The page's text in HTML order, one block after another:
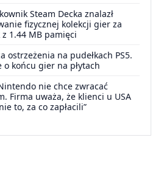
Steam Decka znalazł
fizycznej kolekcji gier za
1.44 MB pamięci
ostrzeżenia na pudełkach PS5.
końcu gier na płytach
nie chce zwracać
Firma uważa, że klienci u USA
to, za co zapłacili”